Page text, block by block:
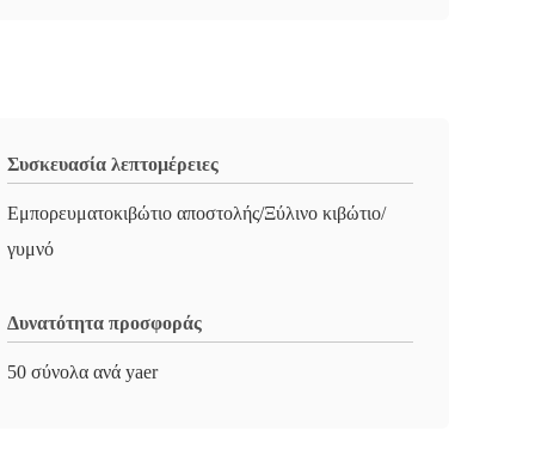
Συσκευασία λεπτομέρειες
Εμπορευματοκιβώτιο αποστολής/Ξύλινο κιβώτιο/
γυμνό
Δυνατότητα προσφοράς
50 σύνολα ανά yaer